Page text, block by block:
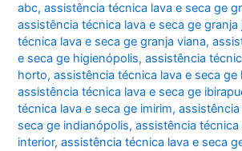
abc,assistência técnica lava e seca ge
assistência técnica lava e seca ge granja
técnica lava e seca ge granja viana,
e seca ge higienópolis,assistência
horto,assistência técnica lava e seca
assistência técnica lava e seca ge
técnica lava e seca ge imirim,
seca ge indianópolis,assistência técnica
interior,assistência técnica lava e seca